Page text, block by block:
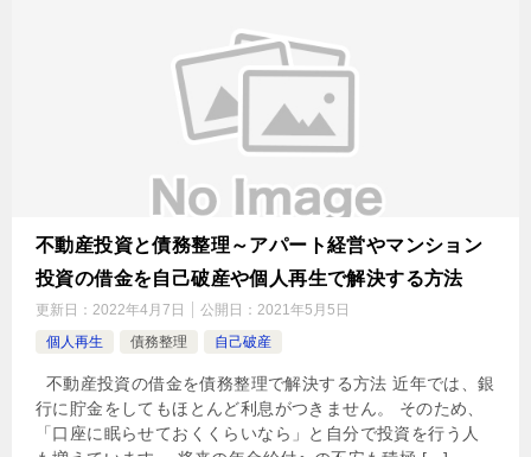
不動産投資と債務整理～アパート経営やマンション
投資の借金を自己破産や個人再生で解決する方法
更新日： 2022年4月7日 公開日： 2021年5月5日
個人再生
債務整理 自己破産
不動産投資の借金を債務整理で解決する方法 近年では、銀
行に貯金をしてもほとんど利息がつきません。 そのため、
「口座に眠らせておくくらいなら」と自分で投資を行う人